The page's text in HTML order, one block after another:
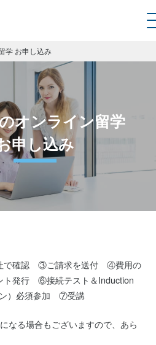
学 お申し込み
オンライン留学
申し込み
で確認 ③ご請求を送付 ④費用の
発行 ⑥接続テスト＆Induction
ン）必須参加 ⑦受講
なる場合もございますので、あら